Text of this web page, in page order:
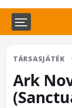
TÁRSASJÁTÉK
Ark